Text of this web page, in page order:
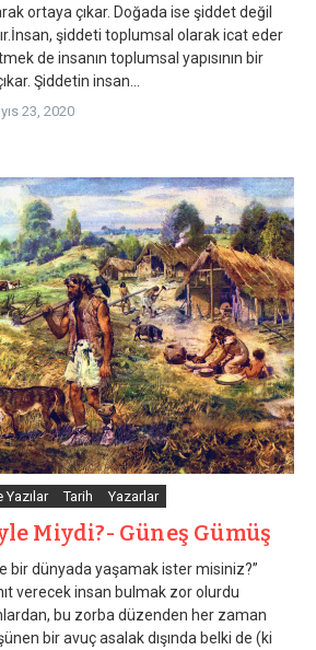
ortaya çıkar. Doğada ise şiddet değil
şiddeti toplumsal olarak icat eder
de insanın toplumsal yapısının bir
Şiddetin insan...
23, 2020
Yazılar Tarih Yazarlar
Miydi?- Güneş Gümüş
bir dünyada yaşamak ister misiniz?”
verecek insan bulmak zor olurdu
bu zorba düzenden her zaman
bir avuç asalak dışında belki de (ki